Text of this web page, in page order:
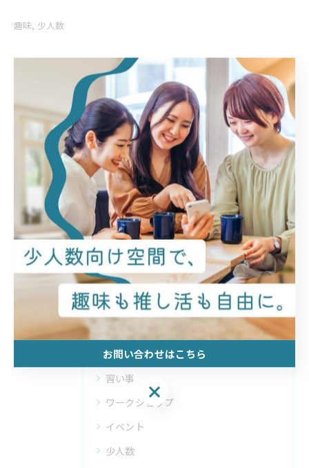
趣味 少人数
一覧に戻る 次のページ >
関連タグ
#レンタルスペース #新潟市
#シェア会
#ハンドメイド
#定例会
カテゴリー Categories
全てのカテゴリー
趣味
習い事
ワークショップ
イベント
少人数
お問い合わせはこちら
お問い合わせはこちら